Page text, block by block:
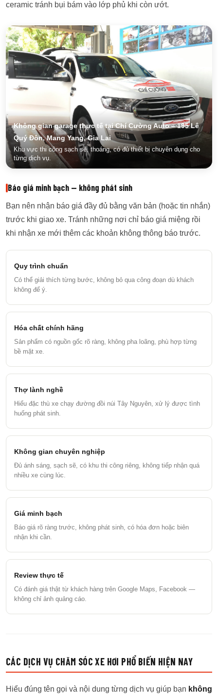
ceramic tránh bụi bám vào lớp phủ khi còn ướt.
Không gian garage thực tế tại Chí Cường Auto – 195 Lê
Quý Đôn, Mang Yang, Gia Lai
Khu vực thi công sạch sẽ, thoáng, có đủ thiết bị chuyên dụng cho
từng dịch vụ.
Báo giá minh bạch — không phát sinh
Bạn nên nhận báo giá đầy đủ bằng văn bản (hoặc tin nhắn)
trước khi giao xe. Tránh những nơi chỉ báo giá miệng rồi
khi nhận xe mới thêm các khoản không thông báo trước.
Quy trình chuẩn
Có thể giải thích từng bước, không bỏ qua công đoạn dù khách
không để ý.
Hóa chất chính hãng
Sản phẩm có nguồn gốc rõ ràng, không pha loãng, phù hợp từng
bề mặt xe.
Thợ lành nghề
Hiểu đặc thù xe chạy đường đồi núi Tây Nguyên, xử lý được tình
huống phát sinh.
Không gian chuyên nghiệp
Đủ ánh sáng, sạch sẽ, có khu thi công riêng, không tiếp nhận quá
nhiều xe cùng lúc.
Giá minh bạch
Báo giá rõ ràng trước, không phát sinh, có hóa đơn hoặc biên
nhận khi cần.
Review thực tế
Có đánh giá thật từ khách hàng trên Google Maps, Facebook —
không chỉ ảnh quảng cáo.
CÁC DỊCH VỤ CHĂM SÓC XE HƠI PHỔ BIẾN HIỆN NAY
Hiểu đúng tên gọi và nội dung từng dịch vụ giúp bạn không